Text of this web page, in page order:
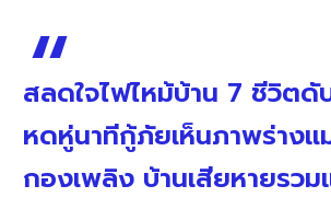
สลดใจไฟไหม้บ้าน 7 ชีวิตดั
หดหู่นาทีกู้ภัยเห็นภาพร่าง
กองเพลิง บ้านเสียหายรว